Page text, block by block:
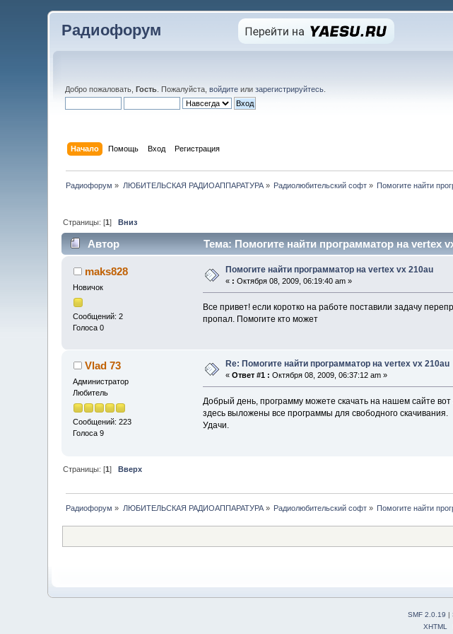
Радиофорум
Добро пожаловать,Гость . Пожалуйста,войдите илизарегистрируйтесь
Начало Помощь Вход Регистрация
Радиофорум » ЛЮБИТЕЛЬСКАЯ РАДИОАППАРАТУРА» Радиолюбительский софт » Помогите найти
Страницы: [1]Вниз
Автор Тема: Помогите найти программатор на vertex
maks828
Новичок
Сообщений: 2
Голоса 0
Помогите найти программатор на vertex vx 210au
« : Октября 08, 2009, 06:19:40 am »
Все привет! если коротко на работе поставили задачу
пропал. Помогите кто может
Vlad 73
Администратор
Любитель
Сообщений: 223
Голоса 9
Re: Помогите найти программатор на vertex vx 210au
«Ответ #1 : Октября 08, 2009, 06:37:12 am »
Добрый день, программу можете скачать на нашем сайте вот
здесь выложены все программы для свободного скачивания.
Удачи.
Страницы: [1]Вверх
Радиофорум » ЛЮБИТЕЛЬСКАЯ РАДИОАППАРАТУРА» Радиолюбительский софт » Помогите найти
SMF 2.0.19 |
XHTML